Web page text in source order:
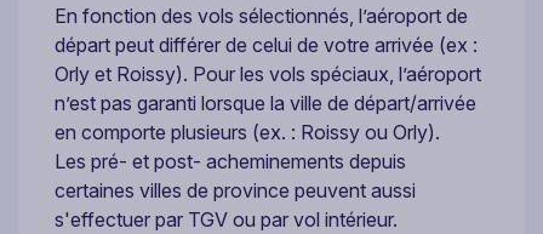
En fonction des vols sélectionnés, l’aéroport de
départ peut différer de celui de votre arrivée (ex :
Orly et Roissy). Pour les vols spéciaux, l’aéroport
n’est pas garanti lorsque la ville de départ/arrivée
en comporte plusieurs (ex. : Roissy ou Orly).
Les pré- et post- acheminements depuis
certaines villes de province peuvent aussi
s'effectuer par TGV ou par vol intérieur.